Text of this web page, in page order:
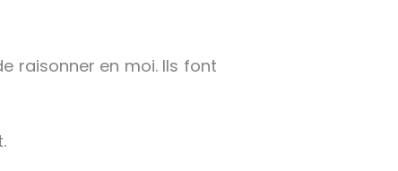
raisonner en moi. Ils font